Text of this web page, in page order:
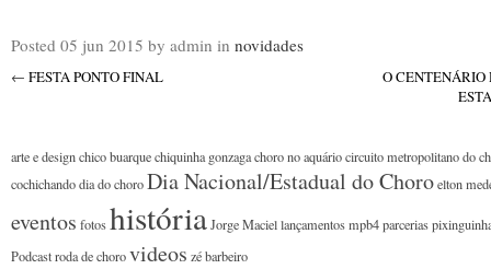
Posted 05 jun 2015 by admin in novidades
← FESTA PONTO FINAL
O CENTENÁRIO
arte e designchico buarquechiquinha gonzagachoro no aquáriocircuito metropolitano do
cochichandodia do choroDia Nacional/Estadual do Choroelton
eventos fotoshistóriaJorge Maciellançamentosmpb4parcerias
Podcastroda de chorovideos zé barbeiro